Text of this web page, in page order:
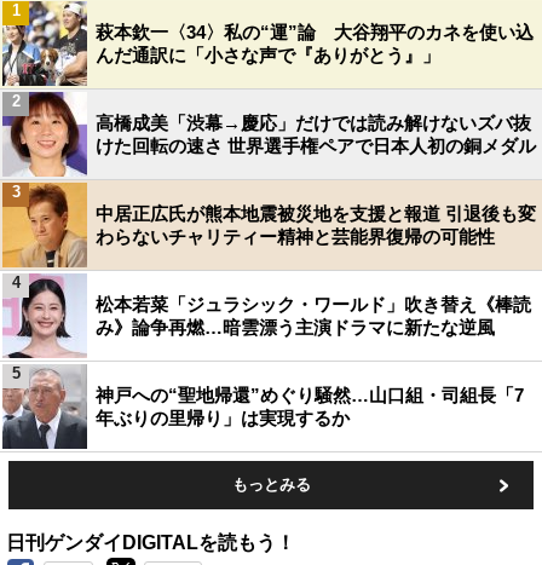
萩本欽一〈34〉私の“運”論 大谷翔平のカネを使い込
んだ通訳に「小さな声で『ありがとう』」
1
高橋成美「渋幕→慶応」だけでは読み解けないズバ抜
けた回転の速さ 世界選手権ペアで日本人初の銅メダル
2
中居正広氏が熊本地震被災地を支援と報道 引退後も変
わらないチャリティー精神と芸能界復帰の可能性
3
松本若菜「ジュラシック・ワールド」吹き替え《棒読
み》論争再燃…暗雲漂う主演ドラマに新たな逆風
4
神戸への“聖地帰還”めぐり騒然…山口組・司組長「7
年ぶりの里帰り」は実現するか
5
もっとみる
日刊ゲンダイDIGITALを読もう！